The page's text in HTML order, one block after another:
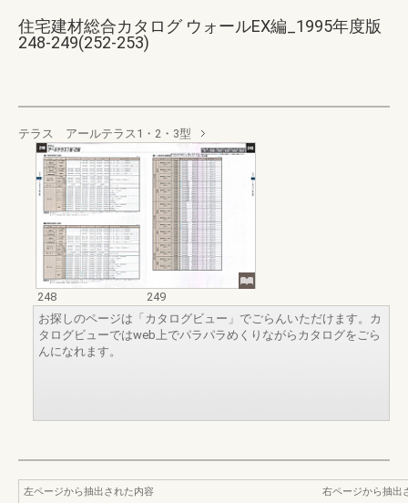
住宅建材総合カタログ ウォールEX編_1995年度版
248-249(252-253)
テラス アールテラス1・2・3型
248
249
お探しのページは「カタログビュー」でごらんいただけます。カ
タログビューではweb上でパラパラめくりながらカタログをごら
んになれます。
左ページから抽出された内容
右ページから抽出